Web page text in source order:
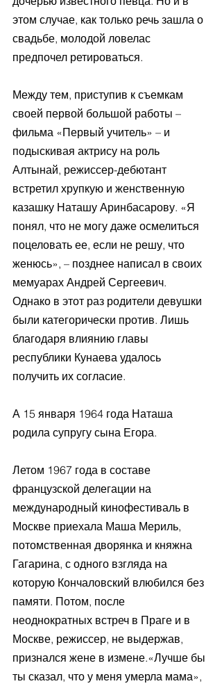
этом случае, как только речь зашла о
свадьбе, молодой ловелас
предпочел ретироваться.
Между тем, приступив к съемкам
своей первой большой работы –
фильма «Первый учитель» – и
подыскивая актрису на роль
Алтынай, режиссер-дебютант
встретил хрупкую и женственную
казашку Наташу Аринбасарову. «Я
понял, что не могу даже осмелиться
поцеловать ее, если не решу, что
женюсь», – позднее написал в своих
мемуарах Андрей Сергеевич.
Однако в этот раз родители девушки
были категорически против. Лишь
благодаря влиянию главы
республики Кунаева удалось
получить их согласие.
А 15 января 1964 года Наташа
родила супругу сына Егора.
Летом 1967 года в составе
французской делегации на
международный кинофестиваль в
Москве приехала Маша Мериль,
потомственная дворянка и княжна
Гагарина, с одного взгляда на
которую Кончаловский влюбился без
памяти. Потом, после
неоднократных встреч в Праге и в
Москве, режиссер, не выдержав,
признался жене в измене.«Лучше бы
ты сказал, что у меня умерла мама»,